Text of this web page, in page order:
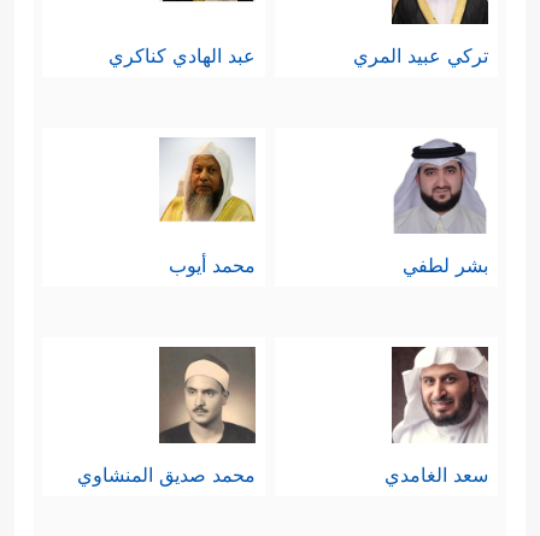
خامسًا: بناء على ما تقدَّم؛ فالذي يخلق
وملكه، يختار لهم ما يشاء، وينهاهم عمَّا
يشاء، ويعلَم سرَّهم ونجواهم، ويُحاسِبهم
على أعمالهم ومواقفهم، وهذه هي
يُثمِرُ العبادة والطاعة والعمل الصالح
﴿لِّكُلِّ أُمَّةࣲ جَعَلۡنَا مَنسَكًا هُمۡ نَاسِكُوهُۖ فَلَا یُنَـٰزِعُنَّكَ فِی
ٱلۡأَمۡرِۚ وَٱدۡعُ إِلَىٰ رَبِّكَۖ إِنَّكَ لَعَلَىٰ هُدࣰى مُّسۡتَقِیمࣲ
تركي عبيد المري عبد الهادي كناكري
بشر لطفي محمد أيوب
سعد الغامدي محمد صديق المنشاوي